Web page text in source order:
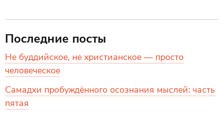
Последние посты
Не буддийское, не христианское — просто
человеческое
Самадхи пробуждённого осознания мыслей: часть
пятая